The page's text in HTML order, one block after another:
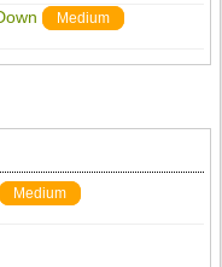
Medium
Medium